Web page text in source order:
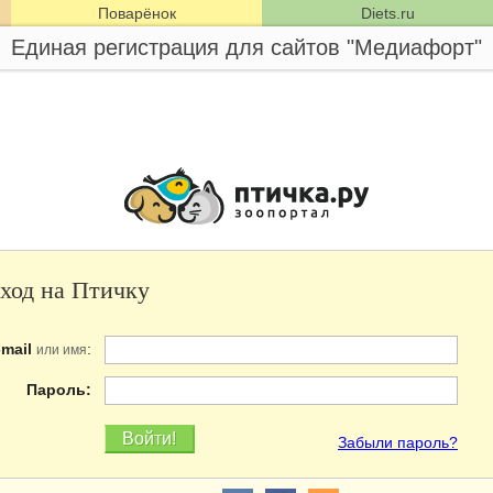
Поварёнок Diets.ru
Единая регистрация для сайтов "Медиафорт"
на Птичку
или имя:
Пароль:
Забыли пароль?